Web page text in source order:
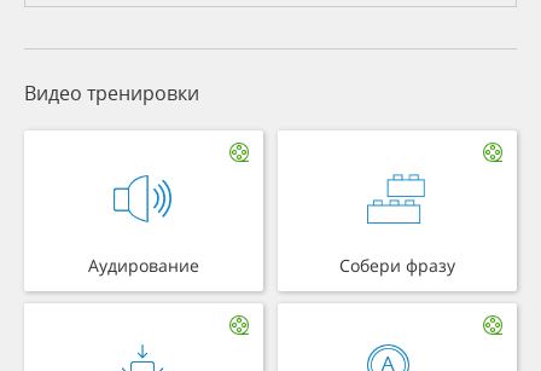
Видео тренировки
Аудирование Собери фразу